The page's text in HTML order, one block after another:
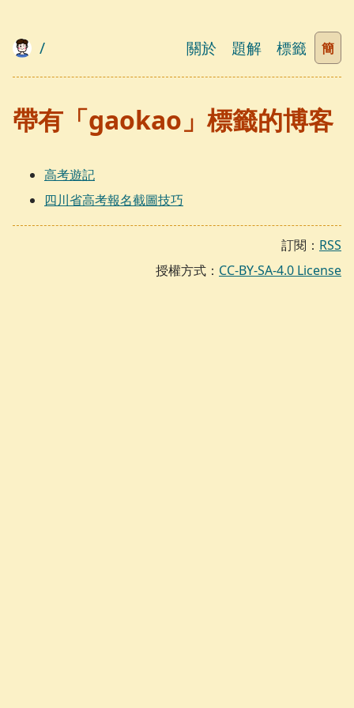
/ 關於 題解 標籤 簡
帶有「gaokao」標籤的博客
高考遊記
四川省高考報名截圖技巧
訂閱： RSS
授權方式： CC-BY-SA-4.0 License